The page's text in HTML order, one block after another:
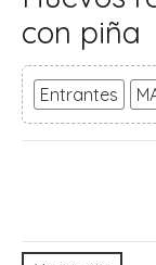
con piña
Entrantes